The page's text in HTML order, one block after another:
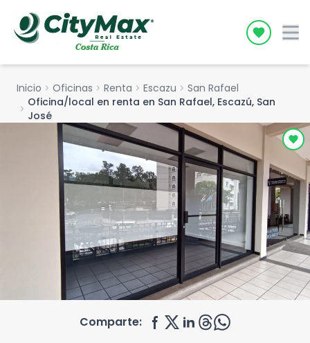
Icon
Inicio chevron_right Oficinas chevron_right Renta chevron_right Escazu chevron_right San Rafael
chevron_right Oficina/local en renta en San Rafael, Escazú, San
José
Comparte: